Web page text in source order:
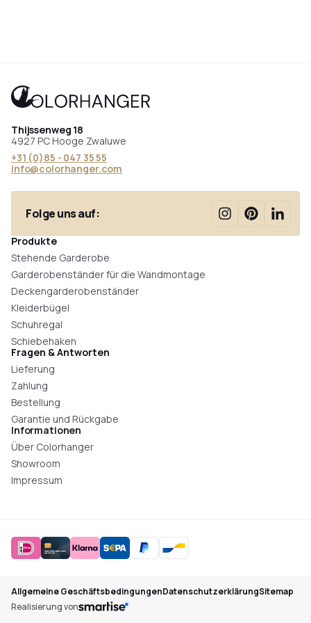
Thijssenweg 18
4927 PC Hooge Zwaluwe
+31 (0)85 - 047 35 55
info@colorhanger.com
Folge uns auf:
Produkte
Stehende Garderobe
Garderobenständer für die Wandmontage
Deckengarderobenständer
Kleiderbügel
Schuhregal
Schiebehaken
Fragen & Antworten
Lieferung
Zahlung
Bestellung
Garantie und Rückgabe
Informationen
Über Colorhanger
Showroom
Impressum
Allgemeine GeschäftsbedingungenDatenschutzerklärungSitemap
Realisierung von